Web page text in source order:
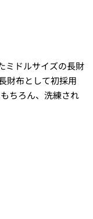
ミドルサイズの長財
財布として初採用
ちろん、洗練され